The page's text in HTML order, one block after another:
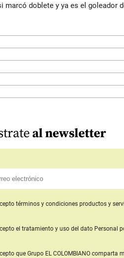
marcó doblete y ya es el goleador
al newsletter
términos y condiciones productos y
el tratamiento y uso del dato Personal
que Grupo EL COLOMBIANO comparta